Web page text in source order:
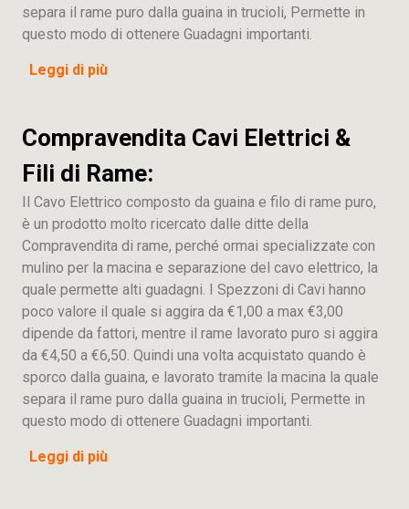
separa il rame puro dalla guaina in trucioli, Permette in
questo modo di ottenere Guadagni importanti.
Leggi di più
Compravendita Cavi Elettrici &
Fili di Rame:
Il Cavo Elettrico composto da guaina e filo di rame puro,
è un prodotto molto ricercato dalle ditte della
Compravendita di rame, perché ormai specializzate con
mulino per la macina e separazione del cavo elettrico, la
quale permette alti guadagni. I Spezzoni di Cavi hanno
poco valore il quale si aggira da €1,00 a max €3,00
dipende da fattori, mentre il rame lavorato puro si aggira
da €4,50 a €6,50. Quindi una volta acquistato quando è
sporco dalla guaina, e lavorato tramite la macina la quale
separa il rame puro dalla guaina in trucioli, Permette in
questo modo di ottenere Guadagni importanti.
Leggi di più